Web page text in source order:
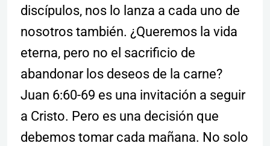
discípulos, nos lo lanza a cada uno de
nosotros también. ¿Queremos la vida
eterna, pero no el sacrificio de
abandonar los deseos de la carne?
Juan 6:60-69 es una invitación a seguir
a Cristo. Pero es una decisión que
debemos tomar cada mañana. No solo